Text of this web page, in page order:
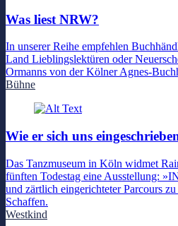
Was liest NRW?
In unserer Reihe empfehlen
Land Lieblingslektüren oder
Ormanns von der Kölner Agnes-
Bühne
Wie er sich uns
Das Tanzmuseum in Köln widmet
fünften Todestag eine Ausstellung:
und zärtlich eingerichteter Parcours
Schaffen.
Westkind